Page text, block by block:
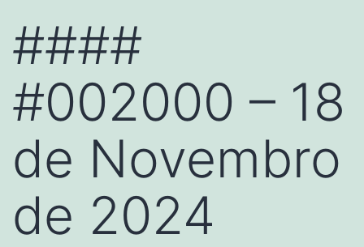
####
#002000 – 18
de Novembro
de 2024